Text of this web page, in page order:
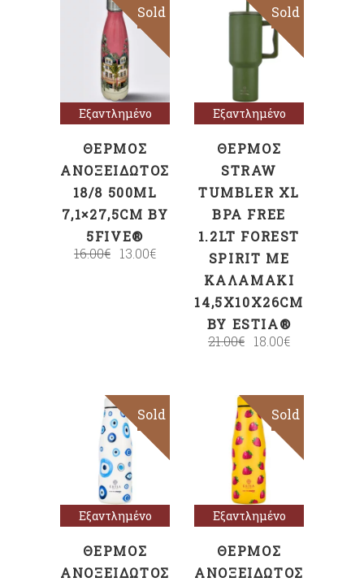
Sale
Εξαντλημένο
Sold
Διαβάστε
περισσότερα
ΘΕΡΜΌΣ
ΑΝΟΞΕΊΔΩΤΟΣ
18/8 500ML
7,1×27,5CM BY
5FIVE®
16.00€ 13.00€
Sale
Εξαντλημένο
Sold
Διαβάστε
περισσότερα
ΘΕΡΜΌΣ
STRAW
TUMBLER XL
BPA FREE
1.2LT FOREST
SPIRIT ΜΕ
ΚΑΛΑΜΆΚΙ
14,5X10X26CM
BY ESTIA®
21.00€ 18.00€
Sale
Εξαντλημένο
Sold
Διαβάστε
περισσότερα
ΘΕΡΜΌΣ
ΑΝΟΞΕΊΔΩΤΟΣ
Εξαντλημένο
Sold
Διαβάστε
περισσότερα
ΘΕΡΜΌΣ
ΑΝΟΞΕΊΔΩΤΟΣ